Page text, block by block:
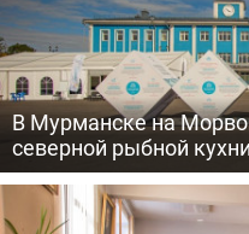
В Мурманске на
северной рыбной кухни